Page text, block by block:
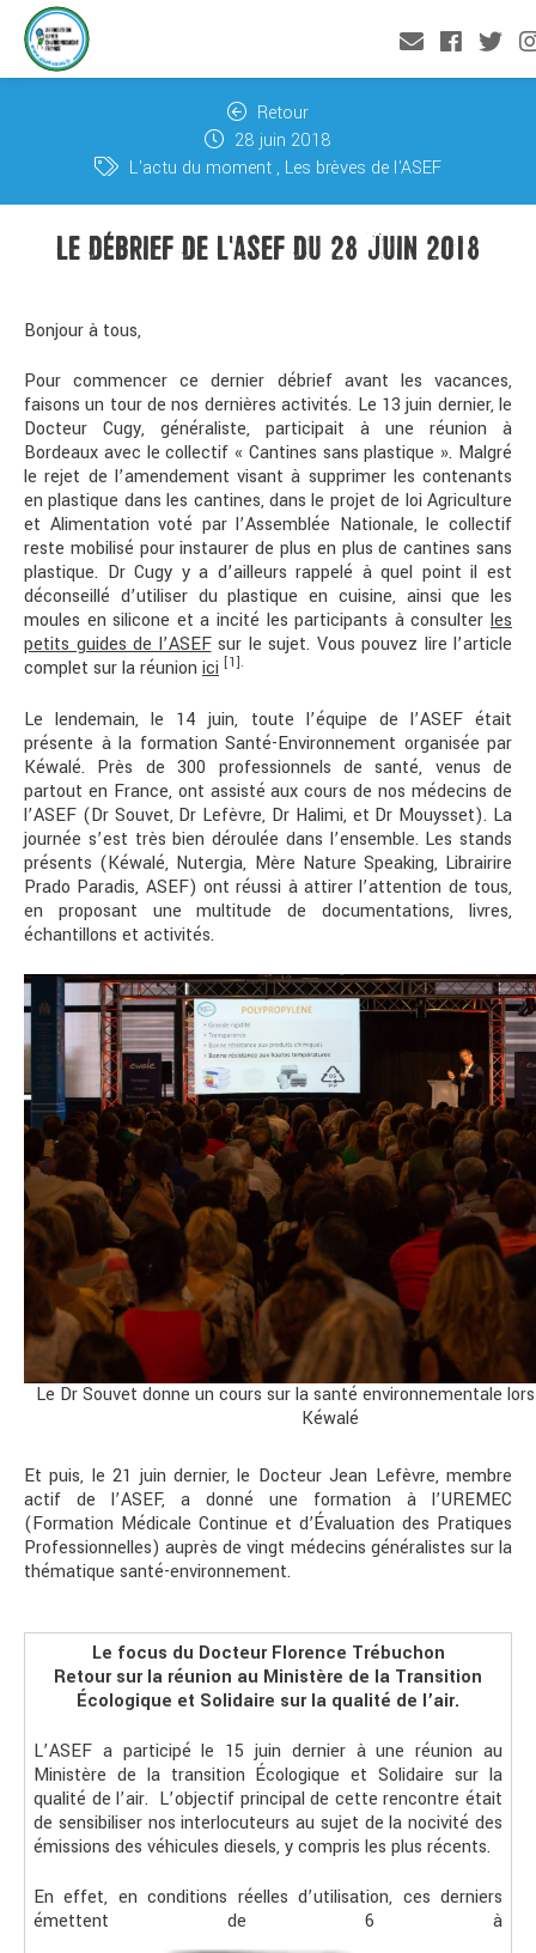
Retour
28 juin 2018
L'actu du moment Les brèves de l'ASEF
LE DÉBRIEF DE L'ASEF DU 28 JUIN 2018
Bonjour à tous,
Pour commencer ce dernier débrief avant les vacances,
faisons un tour de nos dernières activités. Le 13 juin dernier, le
Docteur Cugy, généraliste, participait à une réunion à
Bordeaux avec le collectif « Cantines sans plastique ». Malgré
le rejet de l’amendement visant à supprimer les contenants
en plastique dans les cantines, dans le projet de loi Agriculture
et Alimentation voté par l’Assemblée Nationale, le collectif
reste mobilisé pour instaurer de plus en plus de cantines sans
plastique. Dr Cugy y a d’ailleurs rappelé à quel point il est
déconseillé d’utiliser du plastique en cuisine, ainsi que les
moules en silicone et a incité les participants à consulter les
petits guides de l’ASEFsur le sujet. Vous pouvez lire l’article
complet sur la réunion ici [1].
Le lendemain, le 14 juin, toute l’équipe de l’ASEF était
présente à la formation Santé-Environnement organisée par
Kéwalé. Près de 300 professionnels de santé, venus de
partout en France, ont assisté aux cours de nos médecins de
l’ASEF (Dr Souvet, Dr Lefèvre, Dr Halimi, et Dr Mouysset). La
journée s’est très bien déroulée dans l’ensemble. Les stands
présents (Kéwalé, Nutergia, Mère Nature Speaking, Librairire
Prado Paradis, ASEF) ont réussi à attirer l’attention de tous,
en proposant une multitude de documentations, livres,
échantillons et activités.
Le Dr Souvet donne un cours sur la santé environnementale
Kéwalé
Et puis, le 21 juin dernier, le Docteur Jean Lefèvre, membre
actif de l’ASEF, a donné une formation à l’UREMEC
(Formation Médicale Continue et d’Évaluation des Pratiques
Professionnelles) auprès de vingt médecins généralistes sur la
thématique santé-environnement.
Le focus du Docteur Florence Trébuchon
Retour sur la réunion au Ministère de la Transition
Écologique et Solidaire sur la qualité de l’air.
L’ASEF a participé le 15 juin dernier à une réunion au
Ministère de la transition Écologique et Solidaire sur la
qualité de l’air. L’objectif principal de cette rencontre était
de sensibiliser nos interlocuteurs au sujet de la nocivité des
émissions des véhicules diesels, y compris les plus récents.
En effet, en conditions réelles d’utilisation, ces derniers
émettent de 6 à